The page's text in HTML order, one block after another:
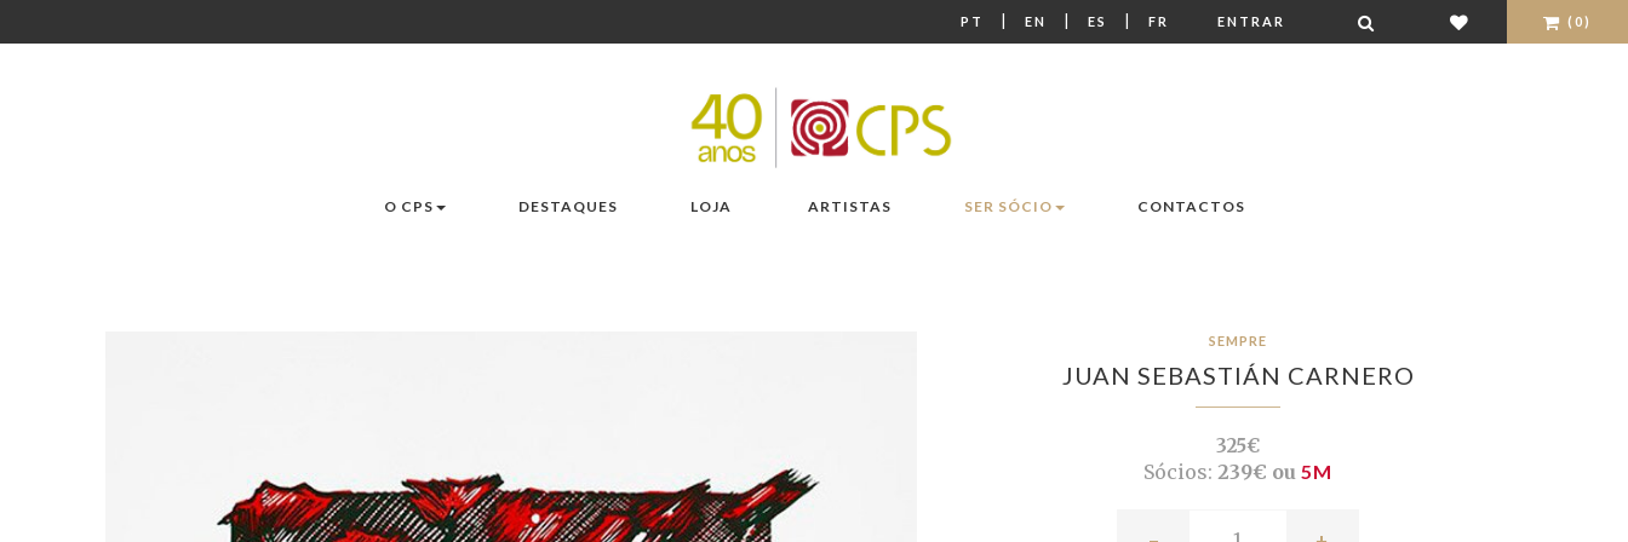
PT | EN | ES | FR ENTRAR (0)
O CPS DESTAQUES LOJA ARTISTAS SER SÓCIO CONTACTOS
SEMPRE
JUAN SEBASTIÁN CARNERO
325€
Sócios: 239€ ou 5M